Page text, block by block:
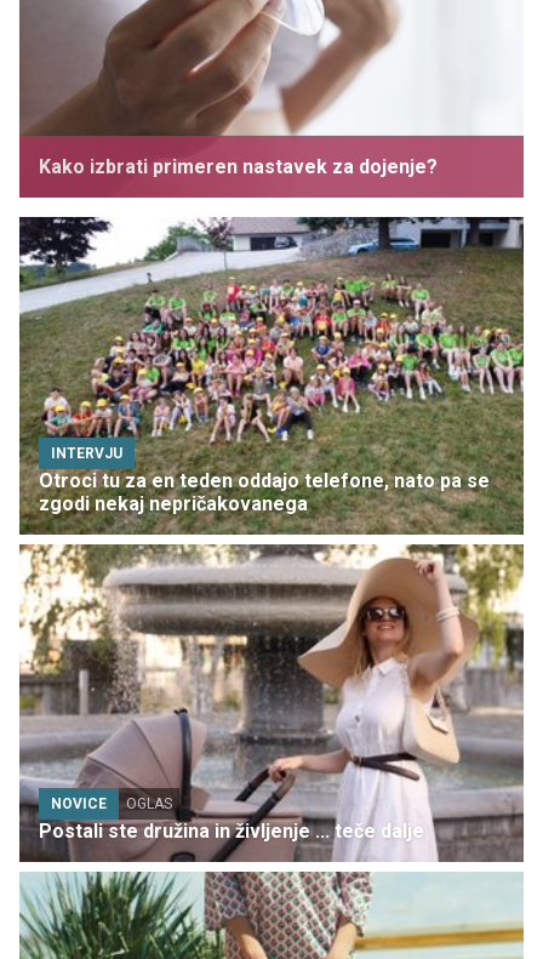
Kako izbrati primeren nastavek za dojenje?
INTERVJU
Otroci tu za en teden oddajo telefone, nato pa se
zgodi nekaj nepričakovanega
NOVICE OGLAS
Postali ste družina in življenje ... teče dalje